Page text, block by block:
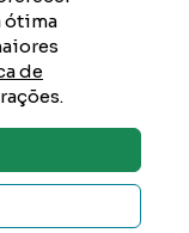
Tire Aqui
ótima
de